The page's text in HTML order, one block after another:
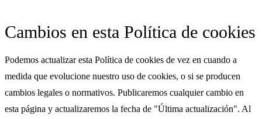
Cambios en esta Política de cookies
Podemos actualizar esta Política de cookies de vez en cuando a
medida que evolucione nuestro uso de cookies, o si se producen
cambios legales o normativos. Publicaremos cualquier cambio en
esta página y actualizaremos la fecha de "Última actualización". Al